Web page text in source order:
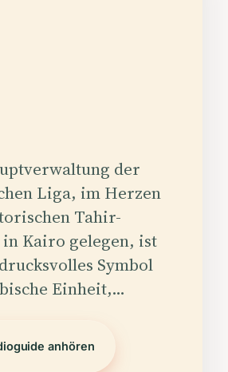
der
Liga, im Herzen
Tahir-
in Kairo gelegen, ist
Symbol
Einheit,…
anhören